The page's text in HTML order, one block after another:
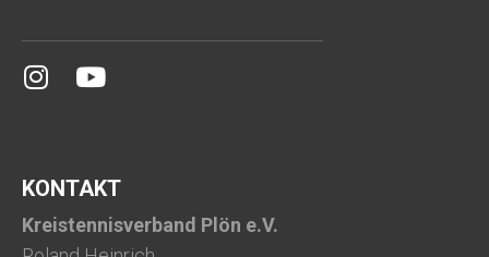
KONTAKT
Kreistennisverband Plön e.V.